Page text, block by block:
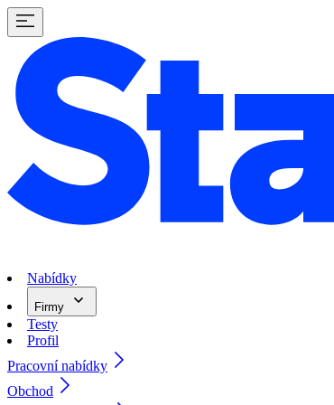
Nabídky
Firmy
Testy
Profil
Pracovní nabídky
Obchod